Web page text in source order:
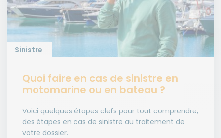
Sinistre
Quoi faire en cas de sinistre en
motomarine ou en bateau ?
Voici quelques étapes clefs pour tout comprendre,
des étapes en cas de sinistre au traitement de
votre dossier.